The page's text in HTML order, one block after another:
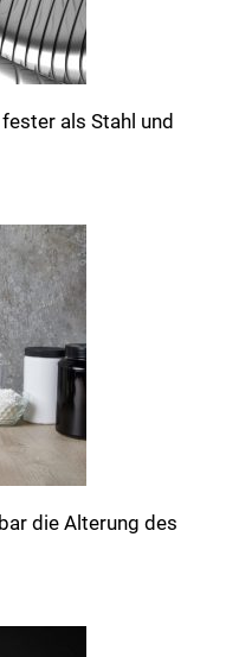
als Stahl und
die Alterung des